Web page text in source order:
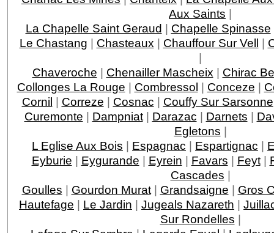
Aux Saints |
La Chapelle Saint Geraud | Chapelle Spinasse
Le Chastang | Chasteaux | Chauffour Sur Vell |
|
Chaveroche | Chenailler Mascheix | Chirac
Collonges La Rouge | Combressol | Conceze |
Cornil | Correze | Cosnac | Couffy Sur Sarsonne
Curemonte | Dampniat| Darazac | Darnets |
Egletons |
L Eglise Aux Bois | Espagnac | Espartignac |
Eyburie | Eygurande | Eyrein | Favars | Feyt|
Cascades |
Goulles | Gourdon Murat| Grandsaigne | Gros
Hautefage | Le Jardin | Jugeals Nazareth |
Sur Rondelles |